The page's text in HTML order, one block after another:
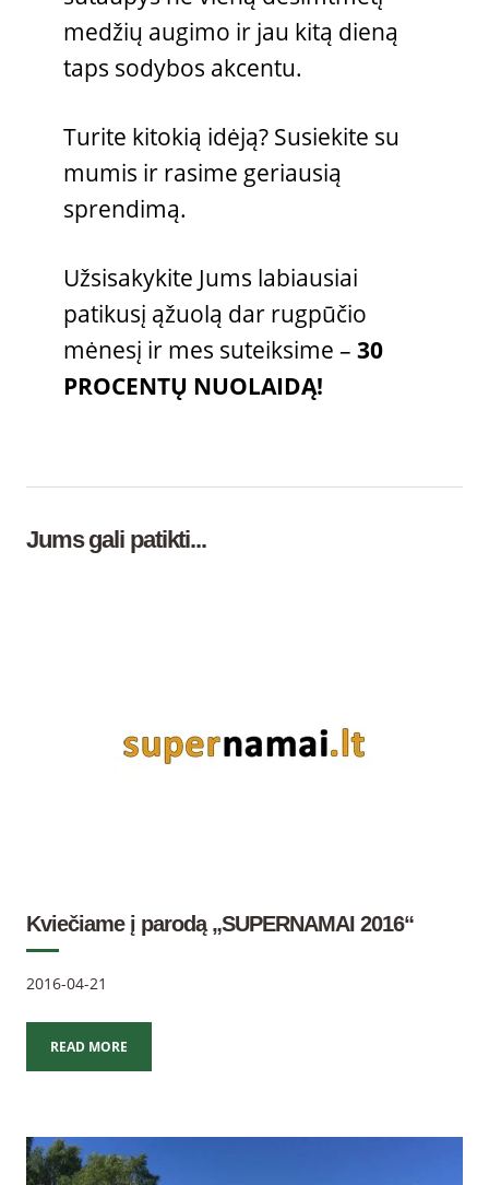
medžių augimo ir jau kitą dieną
taps sodybos akcentu.
Turite kitokią idėją? Susiekite su
mumis ir rasime geriausią
sprendimą.
Užsisakykite Jums labiausiai
patikusį ąžuolą dar rugpūčio
mėnesį ir mes suteiksime – 30
PROCENTŲ NUOLAIDĄ!
Kviečiame į parodą „SUPERNAMAI 2016“
2016-04-21
READ MORE